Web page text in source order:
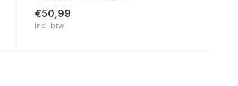
€50,99
Incl. btw